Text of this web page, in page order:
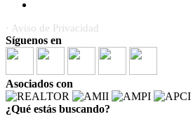
· Aviso de Privacidad
Síguenos en
Asociados con
¿Qué estás buscando?